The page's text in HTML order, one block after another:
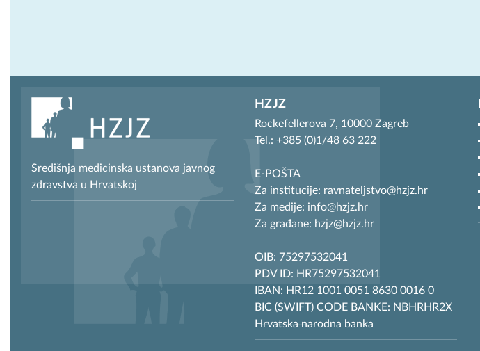
Središnja medicinska ustanova javnog
zdravstva u Hrvatskoj
HZJZ
Rockefellerova 7, 10000 Zagreb
Tel.: +385 (0)1/48 63 222
E-POŠTA
Za institucije: ravnateljstvo@hzjz.hr
Za medije: info@hzjz.hr
Za građane: hzjz@hzjz.hr
OIB: 75297532041
PDV ID: HR75297532041
IBAN: HR12 1001 0051 8630 0016 0
BIC (SWIFT) CODE BANKE: NBHRHR2X
Hrvatska narodna banka